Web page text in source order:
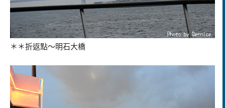
＊＊折返點～明石大橋